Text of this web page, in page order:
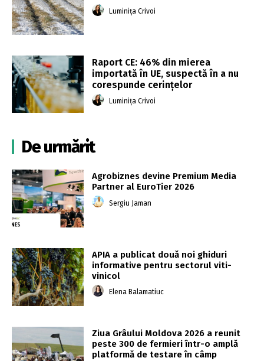
Luminița Crivoi
Raport CE: 46% din mierea
importată în UE, suspectă în a nu
corespunde cerințelor
Luminița Crivoi
De urmărit
Agrobiznes devine Premium Media
Partner al EuroTier 2026
Sergiu Jaman
APIA a publicat două noi ghiduri
informative pentru sectorul viti-
vinicol
Elena Balamatiuc
Ziua Grâului Moldova 2026 a reunit
peste 300 de fermieri într-o amplă
platformă de testare în câmp